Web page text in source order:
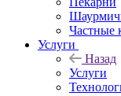
Частные
Услуги
Назад
Услуги